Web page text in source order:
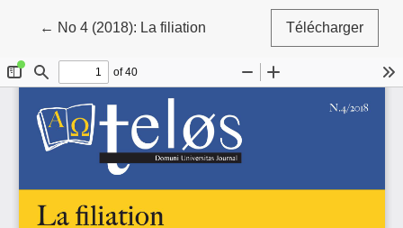
← Retourner aux informations sur l'article
No 4 (2018): La filiation Télécharger